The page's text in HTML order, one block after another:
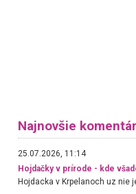
Najnovšie
25.07.2026, 11:14
Hojdačky v prírode - kde